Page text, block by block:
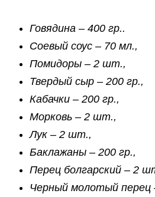
Говядина – 400 гр..
Соевый соус – 70 мл.,
Помидоры – 2 шт.,
Твердый сыр – 200 гр.,
Кабачки – 200 гр.,
Морковь – 2 шт.,
Лук – 2 шт.,
Баклажаны – 200 гр.,
Перец болгарский – 2
Черный молотый перец